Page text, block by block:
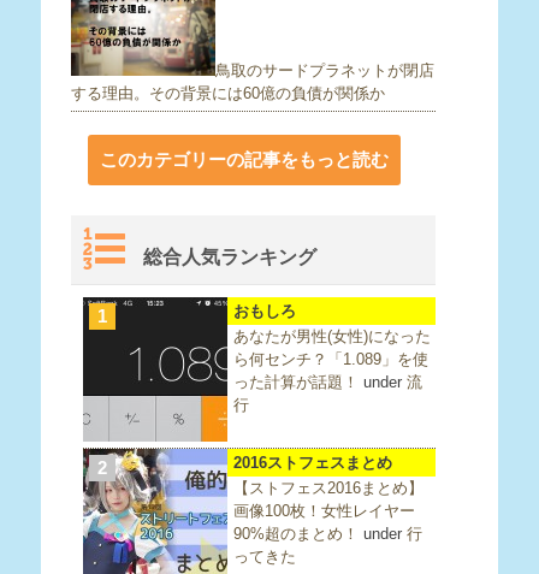
鳥取のサードプラネットが閉店
する理由。その背景には60億の負債が関係か
このカテゴリーの記事をもっと読む
総合人気ランキング
1
おもしろ
あなたが男性(女性)になった
ら何センチ？「1.089」を使
った計算が話題！ under 流
行
2
2016ストフェスまとめ
【ストフェス2016まとめ】
画像100枚！女性レイヤー
90%超のまとめ！ under 行
ってきた